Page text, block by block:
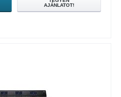
AJÁNLATOT!